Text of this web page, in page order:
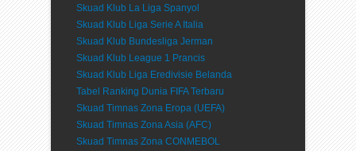
Skuad Klub La Liga Spanyol
Skuad Klub Liga Serie A Italia
Skuad Klub Bundesliga Jerman
Skuad Klub League 1 Prancis
Skuad Klub Liga Eredivisie Belanda
Tabel Ranking Dunia FIFA Terbaru
Skuad Timnas Zona Eropa (UEFA)
Skuad Timnas Zona Asia (AFC)
Skuad Timnas Zona CONMEBOL